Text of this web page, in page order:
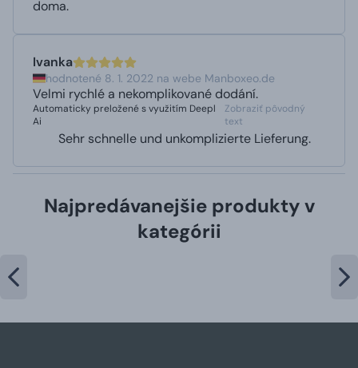
doma.
Ivanka
hodnotené 8. 1. 2022 na webe Manboxeo.de
Velmi rychlé a nekomplikované dodání.
Automaticky preložené s využitím Deepl
Ai
Zobraziť pôvodný
text
Sehr schnelle und unkomplizierte Lieferung.
Najpredávanejšie produkty v
kategórii